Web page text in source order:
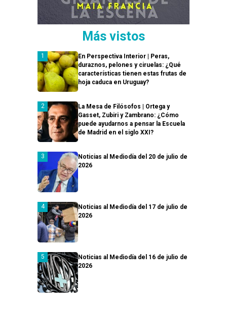
Más vistos
En Perspectiva Interior | Peras,
duraznos, pelones y ciruelas: ¿Qué
características tienen estas frutas de
hoja caduca en Uruguay?
La Mesa de Filósofos | Ortega y
Gasset, Zubiri y Zambrano: ¿Cómo
puede ayudarnos a pensar la Escuela
de Madrid en el siglo XXI?
Noticias al Mediodía del 20 de julio de
2026
Noticias al Mediodía del 17 de julio de
2026
Noticias al Mediodía del 16 de julio de
2026